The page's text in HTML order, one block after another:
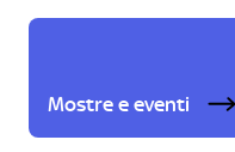
Mostre e eventi